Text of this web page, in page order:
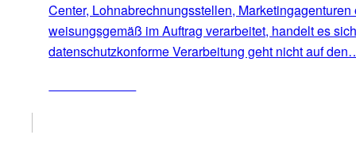
Center, Lohnabrechnungsstellen,
weisungsgemäß im Auftrag verarbeitet, handelt es
datenschutzkonforme Verarbeitung geht nicht auf